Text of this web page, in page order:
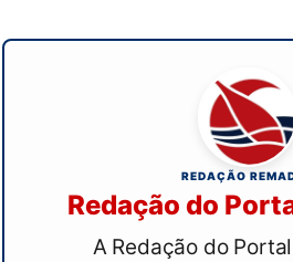
REDAÇÃO
Redação do
A Redação do